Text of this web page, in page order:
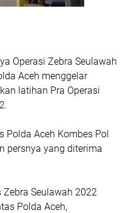
Operasi Zebra Seulawah
Aceh menggelar
latihan Pra Operasi
Polda Aceh Kombes Pol
persnya yang diterima
Seulawah 2022
Polda Aceh,